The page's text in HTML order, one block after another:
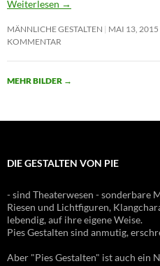
Weiterlesen →
MÄNNLICHE GESTALTEN MAI 13, 2015
KOMMENTAR
MEHR BILDER →
DIE GESTALTEN VON PIE
- sind Theaterwesen - sonderbare
Riesen und Lichtfiguren,
lebendig, auf ihre eigene Weise.
Pies Gestalten sind anmutig,
Aber "Pies Gestalten" ist auch ein